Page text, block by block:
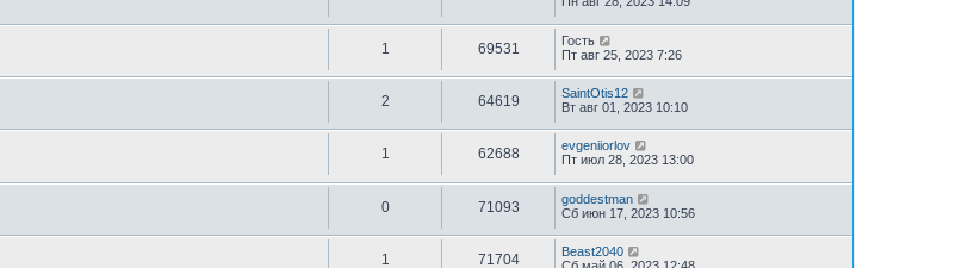
1 69531
Гость
Пт авг 25, 2023 7:26
2 64619
SaintOtis12
Вт авг 01, 2023 10:10
1 62688
evgeniiorlov
Пт июл 28, 2023 13:00
0 71093
goddestman
Сб июн 17, 2023 10:56
1 71704
Beast2040